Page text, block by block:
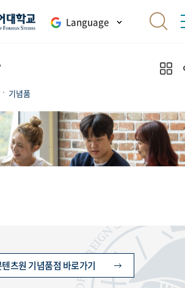
Language
기념품
츠원 기념품점 바로가기